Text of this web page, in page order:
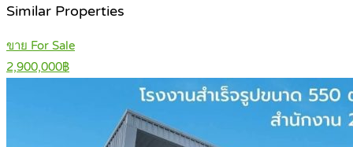
Similar Properties
ขาย For Sale
2,900,000฿